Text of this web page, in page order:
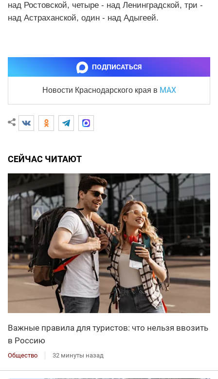
над Ростовской, четыре - над Ленинградской, три -
над Астраханской, один - над Адыгеей.
ПОДПИСАТЬСЯ
Новости Краснодарского края в MAX
СЕЙЧАС ЧИТАЮТ
Важные правила для туристов: что нельзя ввозить
в Россию
Общество 32 минуты назад